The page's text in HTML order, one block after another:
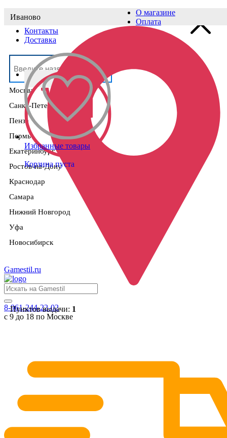
Выберите населённый пункт
Москва
Санкт-Петербург
Пенза
Пермь
Екатеринбург
Ростов-на-Дону
Краснодар
Самара
Нижний Новгород
Уфа
Новосибирск
Иваново
Пунктов выдачи: 1
О магазине
Оплата
Контакты
Доставка
Избранные товары
Корзина пуста
Gamestil.ru
8-961-244-22-02
с 9 до 18 по Москве